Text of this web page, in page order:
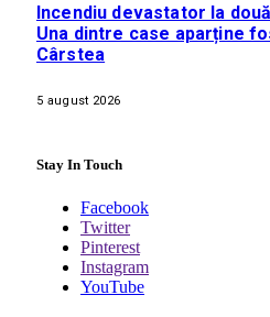
Incendiu devastator la
Una dintre case aparține
Cârstea
5 august 2026
Stay In Touch
Facebook
Twitter
Pinterest
Instagram
YouTube